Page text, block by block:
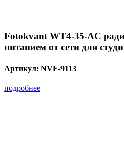
Fotokvant WT4-35-AC
питанием от сети для
Артикул: NVF-9113
подробнее